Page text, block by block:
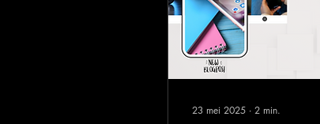
23 mei 2025 ∙ 2 min.